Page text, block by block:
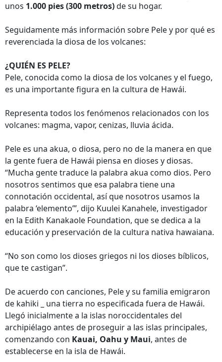
unos 1.000 pies (300 metros)de su hogar.
Seguidamente más información sobre Pele y por qué es
reverenciada la diosa de los volcanes:
¿QUIÉN ES PELE?
Pele, conocida como la diosa de los volcanes y el fuego,
es una importante figura en la cultura de Hawái.
Representa todos los fenómenos relacionados con los
volcanes: magma, vapor, cenizas, lluvia ácida.
Pele es una akua, o diosa, pero no de la manera en que
la gente fuera de Hawái piensa en dioses y diosas.
“Mucha gente traduce la palabra akua como dios. Pero
nosotros sentimos que esa palabra tiene una
connotación occidental, así que nosotros usamos la
palabra ‘elemento’”, dijo Kuulei Kanahele, investigador
en la Edith Kanakaole Foundation, que se dedica a la
educación y preservación de la cultura nativa hawaiana.
“No son como los dioses griegos ni los dioses bíblicos,
que te castigan”.
De acuerdo con canciones, Pele y su familia emigraron
de kahiki _ una tierra no especificada fuera de Hawái.
Llegó inicialmente a la islas noroccidentales del
archipiélago antes de proseguir a las islas principales,
comenzando con Kauai, Oahu y Maui, antes de
establecerse en la isla de Hawái.